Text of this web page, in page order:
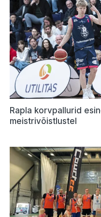
Rapla korvpallurid
meistrivõistlustel